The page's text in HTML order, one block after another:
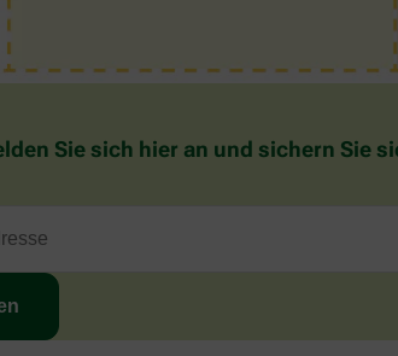
Sie sich hier an und sichern Sie